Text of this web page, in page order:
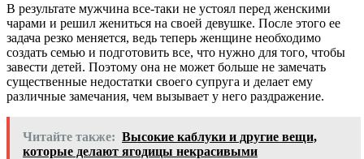
В результате мужчина все-таки не устоял перед женскими
чарами и решил жениться на своей девушке. После этого ее
задача резко меняется, ведь теперь женщине необходимо
создать семью и подготовить все, что нужно для того, чтобы
завести детей. Поэтому она не может больше не замечать
существенные недостатки своего супруга и делает ему
различные замечания, чем вызывает у него раздражение.
Читайте также: Высокие каблуки и другие вещи,
которые делают ягодицы некрасивыми